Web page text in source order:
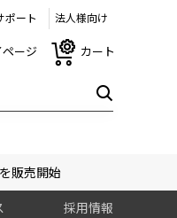
ポート 法人様向け
ページ カート
販売開始
採用情報